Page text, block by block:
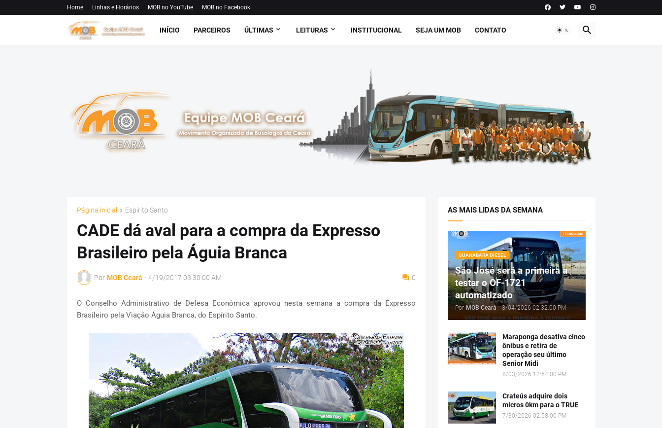
Home Linhas e Horários MOB no YouTube MOB no Facebook
INÍCIO PARCEIROS ÚLTIMAS LEITURAS INSTITUCIONAL SEJA UM MOB CONTATO
Página inicial Espirito Santo
CADE dá aval para a compra da Expresso
Brasileiro pela Águia Branca
Por MOB Ceará - 4/19/2017 03:30:00 AM 0
O Conselho Administrativo de Defesa Econômica aprovou nesta semana a compra da Expresso
Brasileiro pela Viação Águia Branca, do Espírito Santo.
AS MAIS LIDAS DA SEMANA
GUANABARA DIESEL
São José será a primeira a
testar o OF-1721
automatizado
Por MOB Ceará - 8/04/2026 02:32:00 PM
Maraponga desativa cinco
ônibus e retira de
operação seu último
Senior Midi
8/03/2026 12:54:00 PM
Crateús adquire dois
micros 0km para o TRUE
7/30/2026 02:58:00 PM